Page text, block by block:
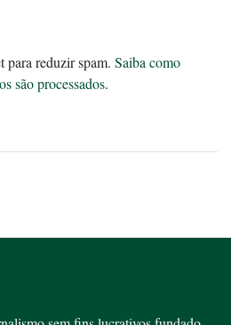
para reduzir spam. Saiba como
são processados.